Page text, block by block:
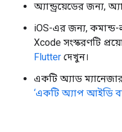
অ্যান্ড্রয়েডের জন্য,
iOS-এর জন্য,
Xcode সংস্করণটি
Flutter দেখুন।
একটি অ্যাড
‘একটি অ্যাপ আইডি